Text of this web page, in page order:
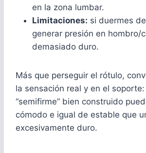
en la zona lumbar.
Limitaciones: si duermes
generar presión en hombro/
demasiado duro.
Más que perseguir el rótulo,
la sensación real y en el
“semifirme” bien construido
cómodo e igual de estable que
excesivamente duro.